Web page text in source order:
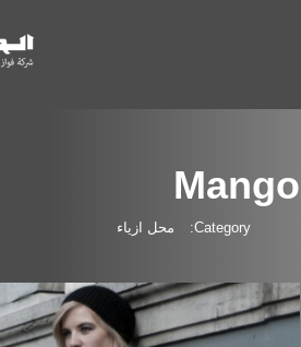
Mango
Category: محل ازياء